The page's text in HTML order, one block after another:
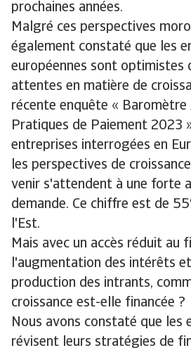
prochaines années.
Malgré ces perspectives
également constaté que les
européennes sont optimistes
attentes en matière de
récente enquête « Baromètre
Pratiques de Paiement 2023
entreprises interrogées en
les perspectives de
venir s'attendent à une forte
demande. Ce chiffre est de
l'Est.
Mais avec un accès réduit au
l'augmentation des intérêts
production des intrants,
croissance est-elle financée ?
Nous avons constaté que les
révisent leurs stratégies de